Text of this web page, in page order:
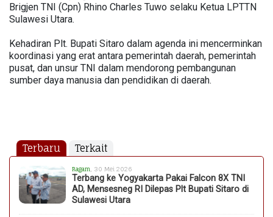
Brigjen TNI (Cpn) Rhino Charles Tuwo selaku Ketua LPTTN
Sulawesi Utara.
Kehadiran Plt. Bupati Sitaro dalam agenda ini mencerminkan
koordinasi yang erat antara pemerintah daerah, pemerintah
pusat, dan unsur TNI dalam mendorong pembangunan
sumber daya manusia dan pendidikan di daerah.
Terbaru Terkait
Ragam , 30 Mei 2026
Terbang ke Yogyakarta Pakai Falcon 8X TNI
AD, Mensesneg RI Dilepas Plt Bupati Sitaro di
Sulawesi Utara